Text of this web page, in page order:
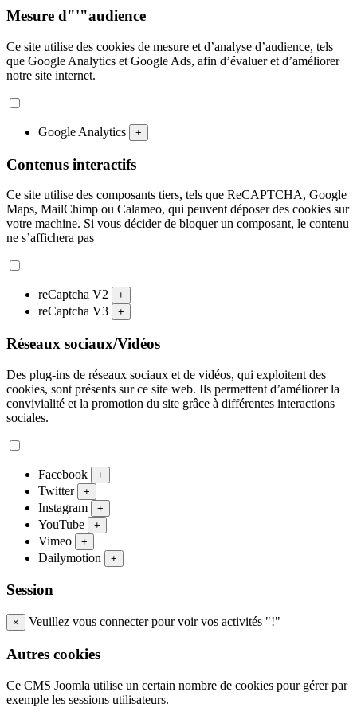
Mesure d"'"audience
Ce site utilise des cookies de mesure et d’analyse d’audience, tels
que Google Analytics et Google Ads, afin d’évaluer et d’améliorer
notre site internet.
Google Analytics +
Contenus interactifs
Ce site utilise des composants tiers, tels que ReCAPTCHA, Google
Maps, MailChimp ou Calameo, qui peuvent déposer des cookies sur
votre machine. Si vous décider de bloquer un composant, le contenu
ne s’affichera pas
reCaptcha V2 +
reCaptcha V3 +
Réseaux sociaux/Vidéos
Des plug-ins de réseaux sociaux et de vidéos, qui exploitent des
cookies, sont présents sur ce site web. Ils permettent d’améliorer la
convivialité et la promotion du site grâce à différentes interactions
sociales.
Facebook +
Twitter +
Instagram +
YouTube +
Vimeo +
Dailymotion +
Session
× Veuillez vous connecter pour voir vos activités "!"
Autres cookies
Ce CMS Joomla utilise un certain nombre de cookies pour gérer par
exemple les sessions utilisateurs.